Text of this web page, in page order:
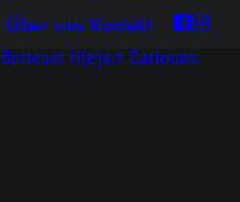
Über uns Kontakt
Bottcast H(e)art Cartoons